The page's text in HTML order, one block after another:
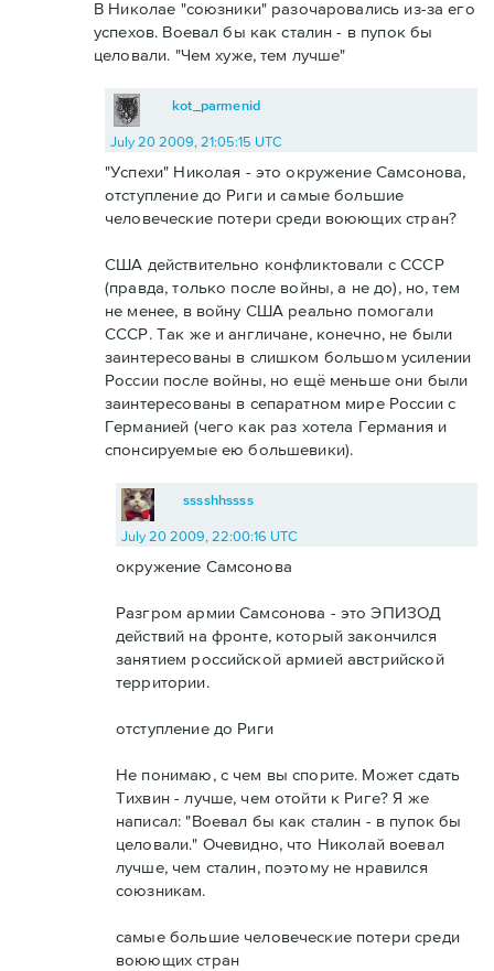
В Николае "союзники" разочаровались из-за его
успехов. Воевал бы как сталин - в пупок бы
целовали. "Чем хуже, тем лучше"
kot_parmenid
July 20 2009, 21:05:15 UTC
"Успехи" Николая - это окружение Самсонова,
отступление до Риги и самые большие
человеческие потери среди воюющих стран?
США действительно конфликтовали с СССР
(правда, только после войны, а не до), но, тем
не менее, в войну США реально помогали
СССР. Так же и англичане, конечно, не были
заинтересованы в слишком большом усилении
России после войны, но ещё меньше они были
заинтересованы в сепаратном мире России с
Германией (чего как раз хотела Германия и
спонсируемые ею большевики).
sssshhssss
July 20 2009, 22:00:16 UTC
окружение Самсонова
Разгром армии Самсонова - это ЭПИЗОД
действий на фронте, который закончился
занятием российской армией австрийской
территории.
отступление до Риги
Не понимаю, с чем вы спорите. Может сдать
Тихвин - лучше, чем отойти к Риге? Я же
написал: "Воевал бы как сталин - в пупок бы
целовали." Очевидно, что Николай воевал
лучше, чем сталин, поэтому не нравился
союзникам.
самые большие человеческие потери среди
воюющих стран